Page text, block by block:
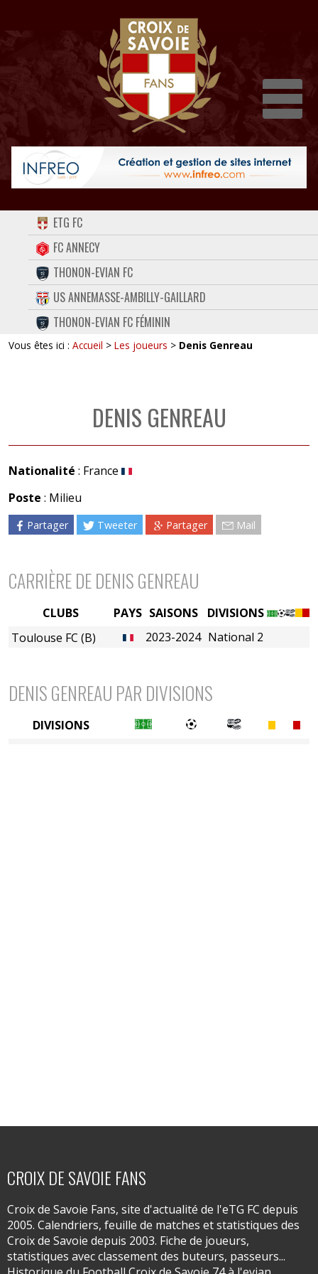
ACCUEIL
FORUM
CONTACT
FACEBOOK
TWITTER
ETG FC
FC ANNECY
THONON-EVIAN FC
US ANNEMASSE-AMBILLY-GAILLARD
THONON-EVIAN FC FÉMININ
Vous êtes ici : Accueil > Les joueurs > Denis Genreau
DENIS GENREAU
Nationalité : France
Poste : Milieu
Partager Tweeter Partager Mail
CARRIÈRE DE DENIS GENREAU
PAYS SAISONS
DIVISIONS
2023-2024 National 2
CLUBS
Toulouse FC (B)
DENIS GENREAU PAR DIVISIONS
DIVISIONS
CROIX DE SAVOIE FANS
Croix de Savoie Fans, site d'actualité de l'eTG FC depuis
2005. Calendriers, feuille de matches et statistiques des
Croix de Savoie depuis 2003. Fiche de joueurs,
statistiques avec classement des buteurs, passeurs...